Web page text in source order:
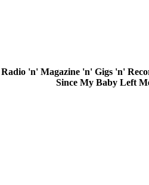
Radio 'n' Magazine 'n' Gigs 'n'
Since My Baby Left